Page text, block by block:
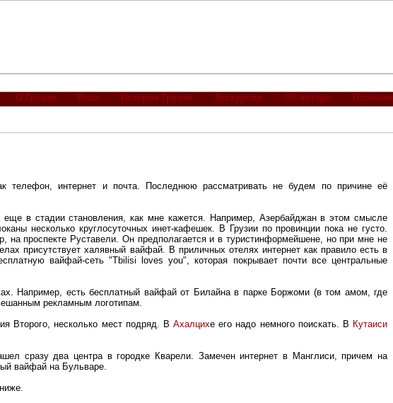
О Грузии Виза История Грузии Экскурсии Об авторе Гостевая
телефон, интернет и почта. Последнюю рассматривать не будем по причине её
в стадии становления, как мне кажется. Например, Азербайджан в этом смысле
несколько круглосуточных инет-кафешек. В Грузии по провинции пока не густо.
на проспекте Руставели. Он предполагается и в туристинформейшене, но при мне не
присутствует халявный вайфай. В приличных отелях интернет как правило есть в
вайфай-сеть "Tbilisi loves you", которая покрывает почти все центральные
Например, есть бесплатный вайфай от Билайна в парке Боржоми (в том амом, где
рекламным логотипам.
Второго, несколько мест подряд. ВАхалцихе его надо немного поискать. В Кутаиси
сразу два центра в городке Кварели. Замечен интернет в Манглиси, причем на
вайфай на Бульваре.